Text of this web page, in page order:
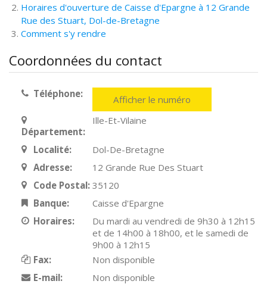
Horaires d'ouverture de Caisse d'Epargne à 12 Grande
Rue des Stuart, Dol-de-Bretagne
Comment s'y rendre
Coordonnées du contact
Téléphone: Afficher le numéro
Département:
Ille-Et-Vilaine
Localité:
Dol-De-Bretagne
Adresse:
12 Grande Rue Des Stuart
Code Postal: 35120
Banque:
Caisse d'Epargne
Horaires:
Du mardi au vendredi de 9h30 à 12h15
et de 14h00 à 18h00, et le samedi de
9h00 à 12h15
Fax:
Non disponible
E-mail:
Non disponible